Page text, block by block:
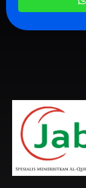
Penerbit Al Quran & Buku Islam Berpengalaman Sejak 2004